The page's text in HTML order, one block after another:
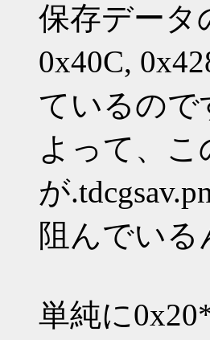
保存データ
0x40C,
ているので
よって、
が
阻んでい
単純に